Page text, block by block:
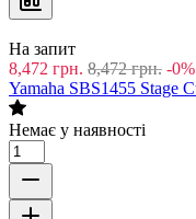
На запит
3,167 грн. 3,167 грн. -0%
Maxtone SDC602 (Black)
Немає у наявності